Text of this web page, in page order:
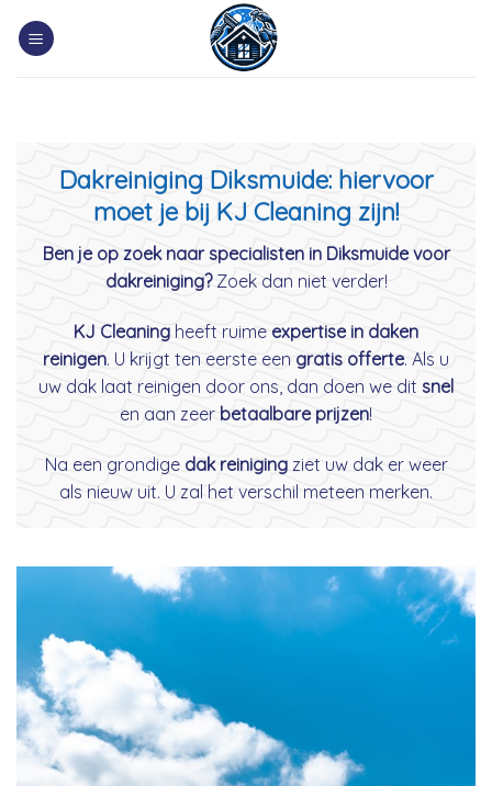
Dakreiniging Diksmuide: hiervoor
moet je bij KJ Cleaning zijn!
Ben je op zoek naar specialisten in Diksmuide voor
dakreiniging?Zoek dan niet verder!
KJ Cleaning heeft ruime expertise in daken
reinigen. U krijgt ten eerste een gratis offerte. Als u
uw dak laat reinigen door ons, dan doen we dit snel
en aan zeer betaalbare prijzen!
Na een grondige dak reinigingziet uw dak er weer
als nieuw uit. U zal het verschil meteen merken.